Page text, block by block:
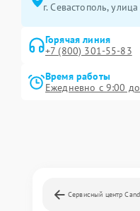
г. Севастополь,
Горячая линия
+7 (800) 301-55-83
Время работы
Ежедневно с 9:00
Сервисный центр